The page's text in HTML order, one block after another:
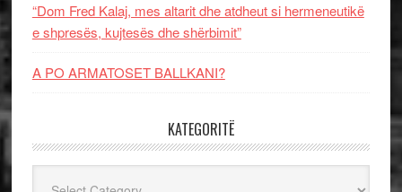
“Dom Fred Kalaj, mes altarit dhe atdheut si hermeneutikë
e shpresës, kujtesës dhe shërbimit”
A PO ARMATOSET BALLKANI?
KATEGORITË